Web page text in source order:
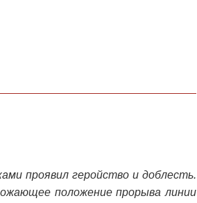
проявил геройство и доблесть.
положение прорыва линии